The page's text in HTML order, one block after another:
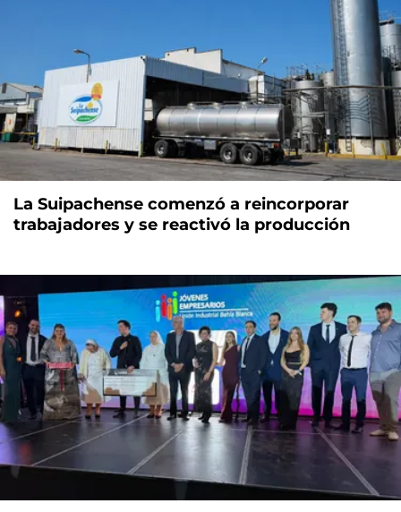
La Suipachense comenzó a reincorporar
trabajadores y se reactivó la producción